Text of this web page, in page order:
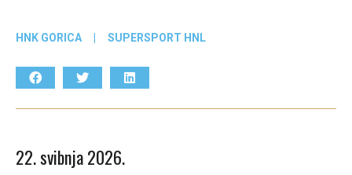
HNK GORICA | SUPERSPORT HNL
22. svibnja 2026.